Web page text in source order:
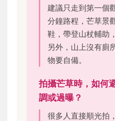
建議只走到第一個
分鐘路程，芒草景
鞋，帶登山杖輔助
另外，山上沒有廁
物要自備。
拍攝芒草時，如何
調或過曝？
很多人直接順光拍